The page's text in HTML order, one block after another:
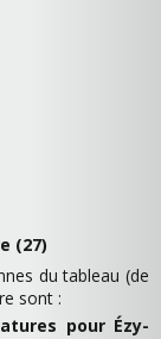
(27)
du tableau (de
sont :
pour Ézy-